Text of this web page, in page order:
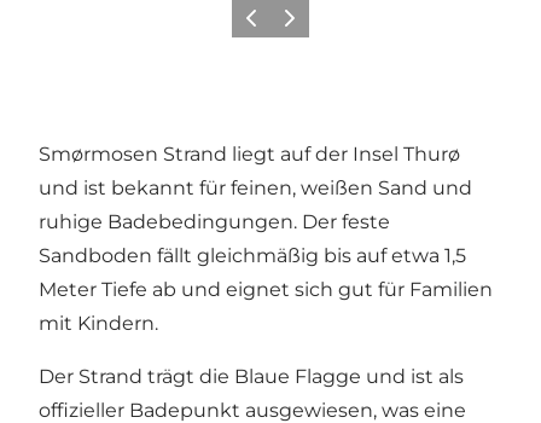
Vorherige Folie
Nächste Folie
Smørmosen Strand liegt auf der Insel Thurø
und ist bekannt für feinen, weißen Sand und
ruhige Badebedingungen. Der feste
Sandboden fällt gleichmäßig bis auf etwa 1,5
Meter Tiefe ab und eignet sich gut für Familien
mit Kindern.
Der Strand trägt die Blaue Flagge und ist als
offizieller Badepunkt ausgewiesen, was eine